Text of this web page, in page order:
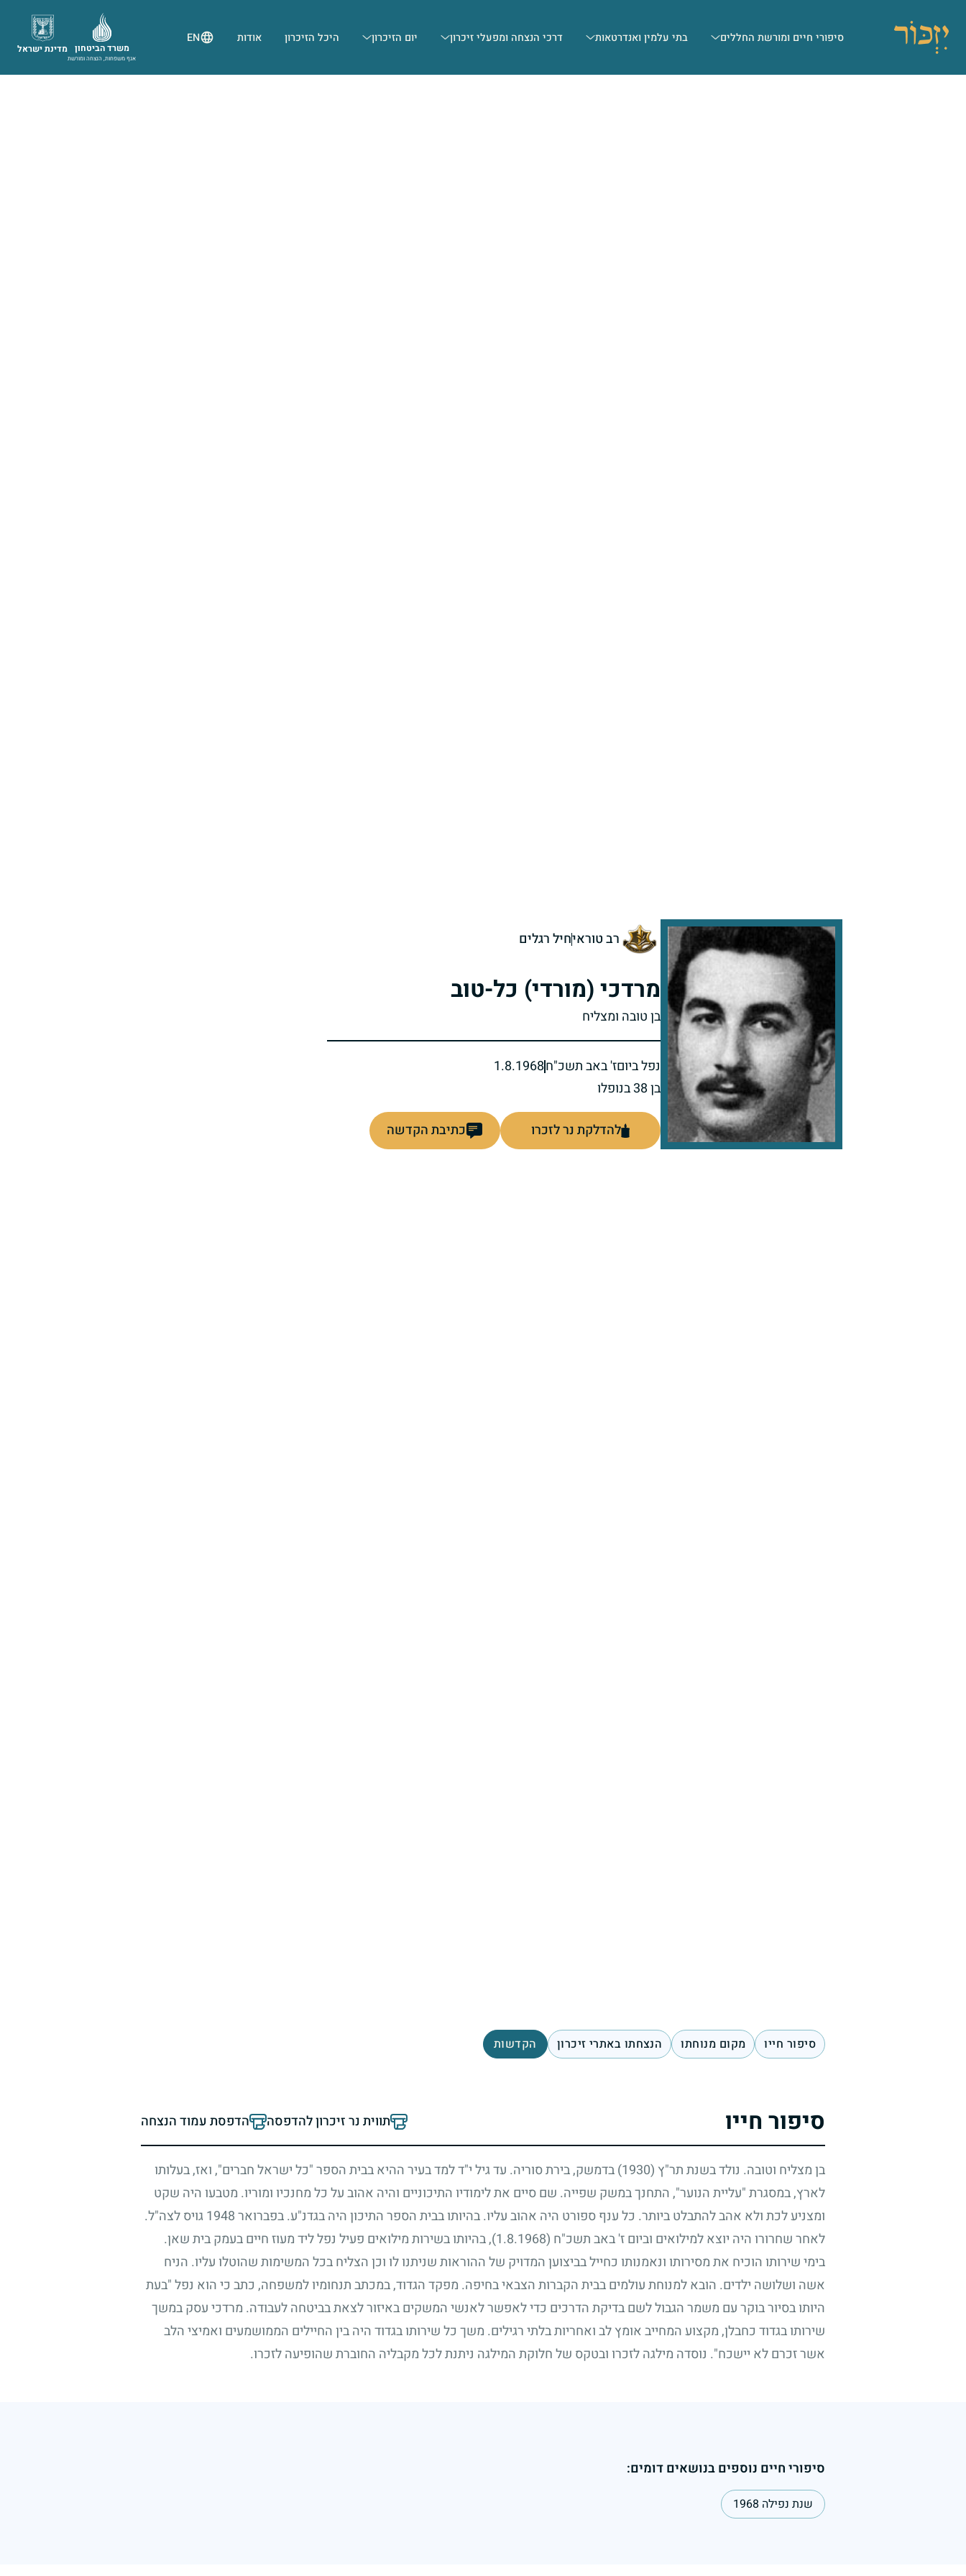
סיפורי חיים ומורשת החללים בתי עלמין ואנדרטאות דרכי הנצחה ומפעלי זיכרון יום הזיכרון היכל הזיכרון אודות EN
מדינת ישראל משרד הביטחון
אגף משפחות, הנצחה ומורשת
רב טוראיחיל רגלים
מרדכי (מורדי) כל-טוב
בן טובה ומצליח
נפל ביוםז' באב תשכ"ח1.8.1968
בן 38 בנופלו
להדלקת נר לזכרו כתיבת הקדשה
סיפור חייו מקום מנוחתו הנצחתו באתרי זיכרון הקדשות
סיפור חייו תווית נר זיכרון להדפסה הדפסת עמוד הנצחה
בן מצליח וטובה. נולד בשנת תר"ץ (1930)
בדמשק, בירת סוריה. עד גיל י"ד למד בעיר ההיא בבית הספר "כל ישראל חברים", ואז, בעלותו
לארץ, במסגרת "עליית הנוער", התחנך במשק שפייה. שם סיים את לימודיו התיכוניים והיה אהוב על כל מחנכיו ומוריו. מטבעו היה שקט
ומצניע לכת ולא אהב להתבלט ביותר. כל ענף ספורט היה אהוב עליו. בהיותו בבית הספר התיכון היה בגדנ"ע. בפברואר1948 גויס לצה"ל.
לאחר שחרורו היה יוצא למילואים וביום ז' באב תשכ"ח (1.8.1968)
, בהיותו בשירות מילואים פעיל נפל ליד מעוז חיים בעמק בית שאן.
בימי שירותו הוכיח את מסירותו ונאמנותו כחייל בביצוען המדויק של ההוראות שניתנו לו וכן הצליח בכל המשימות שהוטלו עליו. הניח
אשה ושלושה ילדים. הובא למנוחת עולמים בבית הקברות הצבאי בחיפה. מפקד הגדוד, במכתב תנחומיו למשפחה, כתב כי הוא נפל "בעת
היותו בסיור בוקר עם משמר הגבול לשם בדיקת הדרכים כדי לאפשר לאנשי המשקים באיזור לצאת בביטחה לעבודה. מרדכי עסק במשך
שירותו בגדוד כחבלן, מקצוע המחייב אומץ לב ואחריות בלתי רגילים. משך כל שירותו בגדוד היה בין החיילים הממושמעים ואמיצי הלב
אשר זכרם לא יישכח". נוסדה מילגה לזכרו ובטקס של חלוקת המילגה ניתנת לכל מקבליה החוברת שהופיעה לזכרו.
סיפורי חיים נוספים בנושאים דומים:
שנת נפילה 1968